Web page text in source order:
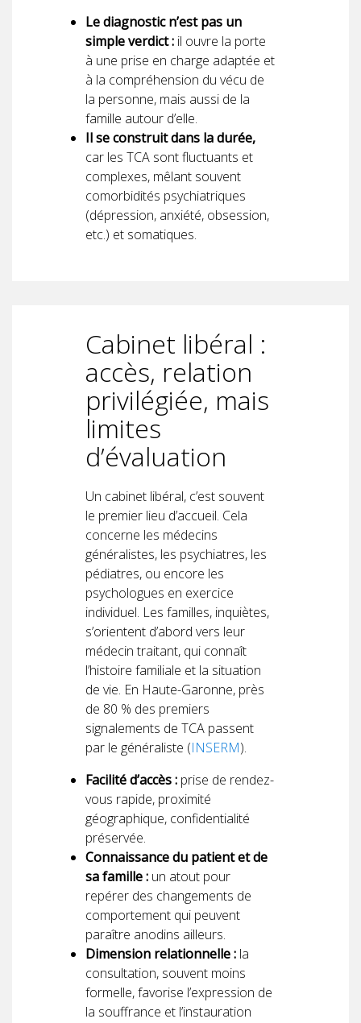
Le diagnostic n’est pas un
simple verdict : il ouvre la porte
à une prise en charge adaptée et
à la compréhension du vécu de
la personne, mais aussi de la
famille autour d’elle.
Il se construit dans la durée,
car les TCA sont fluctuants et
complexes, mêlant souvent
comorbidités psychiatriques
(dépression, anxiété, obsession,
etc.) et somatiques.
Cabinet libéral :
accès, relation
privilégiée, mais
limites
d’évaluation
Un cabinet libéral, c’est souvent
le premier lieu d’accueil. Cela
concerne les médecins
généralistes, les psychiatres, les
pédiatres, ou encore les
psychologues en exercice
individuel. Les familles, inquiètes,
s’orientent d’abord vers leur
médecin traitant, qui connaît
l’histoire familiale et la situation
de vie. En Haute-Garonne, près
de 80 % des premiers
signalements de TCA passent
par le généraliste (INSERM).
Facilité d’accès : prise de rendez-
vous rapide, proximité
géographique, confidentialité
préservée.
Connaissance du patient et de
sa famille : un atout pour
repérer des changements de
comportement qui peuvent
paraître anodins ailleurs.
Dimension relationnelle : la
consultation, souvent moins
formelle, favorise l’expression de
la souffrance et l’instauration